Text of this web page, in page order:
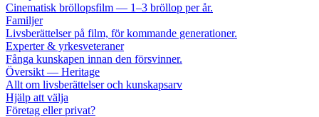
Cinematisk bröllopsfilm — 1–3 bröllop per år.
Familjer
Livsberättelser på film, för kommande generationer.
Experter & yrkesveteraner
Fånga kunskapen innan den försvinner.
Översikt — Heritage
Allt om livsberättelser och kunskapsarv
Hjälp att välja
Företag eller privat?